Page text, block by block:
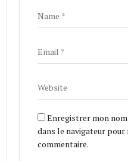
Enregistrer mon
dans le navigateur
commentaire.